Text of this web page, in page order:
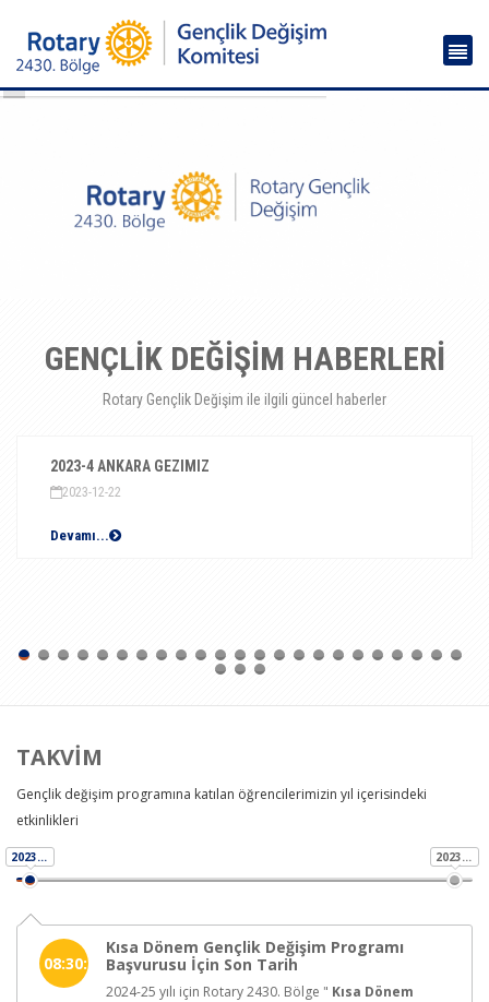
GENÇLİK DEĞİŞİM HABERLERİ
Rotary Gençlik Değişim ile ilgili güncel haberler
2023-4 ANKARA GEZIMIZ
2023-12-22
Devamı...
TAKVİM
Gençlik değişim programına katılan öğrencilerimizin yıl içerisindeki
etkinlikleri
2023-11-01 2023-11-01
08:30:00
Kısa Dönem Gençlik Değişim Programı
Başvurusu İçin Son Tarih
2024-25 yılı için Rotary 2430. Bölge " Kısa Dönem